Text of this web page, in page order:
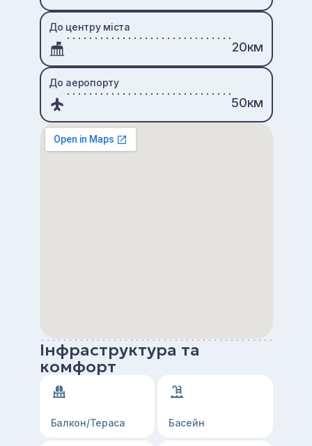
До центру міста
20км
До аеропорту
50км
Інфраструктура та
комфорт
Балкон/Тераса Басейн